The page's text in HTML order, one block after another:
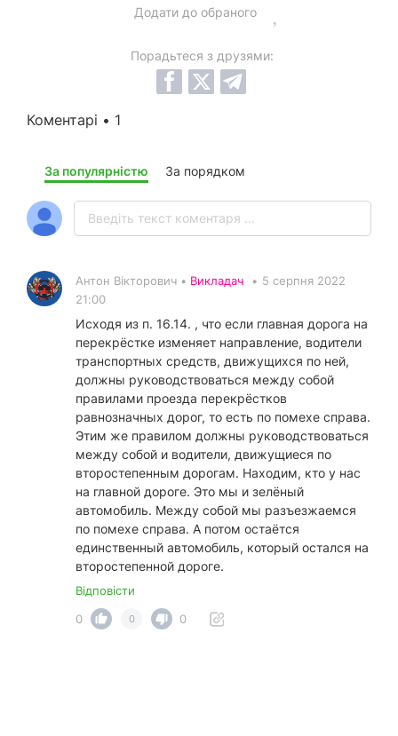
Додати до обраного
Порадьтеся з друзями:
Коментарі • 1
За популярністю За порядком
Антон Вікторович • Викладач • 5 серпня 2022
21:00
Исходя из п. 16.14. , что если главная дорога на
перекрёстке изменяет направление, водители
транспортных средств, движущихся по ней,
должны руководствоваться между собой
правилами проезда перекрёстков
равнозначных дорог, то есть по помехе справа.
Этим же правилом должны руководствоваться
между собой и водители, движущиеся по
второстепенным дорогам. Находим, кто у нас
на главной дороге. Это мы и зелёный
автомобиль. Между собой мы разъезжаемся
по помехе справа. А потом остаётся
единственный автомобиль, который остался на
второстепенной дороге.
Відповісти
0
0 0